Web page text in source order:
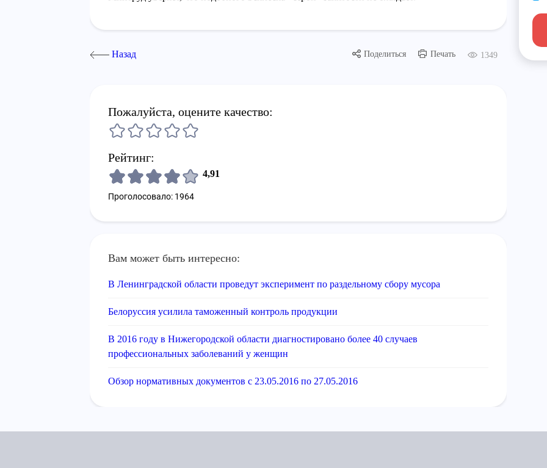
Назад Поделиться Печать 1349
Пожалуйста, оцените качество:
Рейтинг:
4,91
Проголосовало: 1964
Вам может быть интересно:
В Ленинградской области проведут эксперимент по раздельному сбору мусора
Белоруссия усилила таможенный контроль продукции
В 2016 году в Нижегородской области диагностировано более 40 случаев
профессиональных заболеваний у женщин
Обзор нормативных документов с 23.05.2016 по 27.05.2016